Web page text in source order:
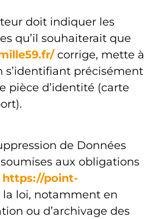
doit indiquer les
qu’il souhaiterait que
corrige, mette à
s’identifiant précisément
pièce d’identité (carte
de Données
aux obligations
https://point-
loi, notamment en
ou d’archivage des